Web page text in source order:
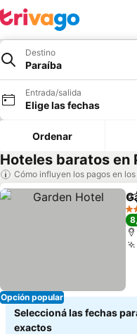
Destino
Paraíba
Entrada/salida
Elige las fechas
Ordenar
Hoteles baratos en
Cómo influyen los pagos en
Opción popular
4
Seleccioná las fechas
exactos